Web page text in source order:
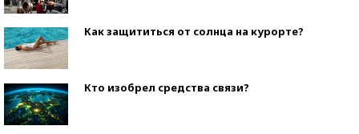
Как защититься от солнца на курорте?
Кто изобрел средства связи?